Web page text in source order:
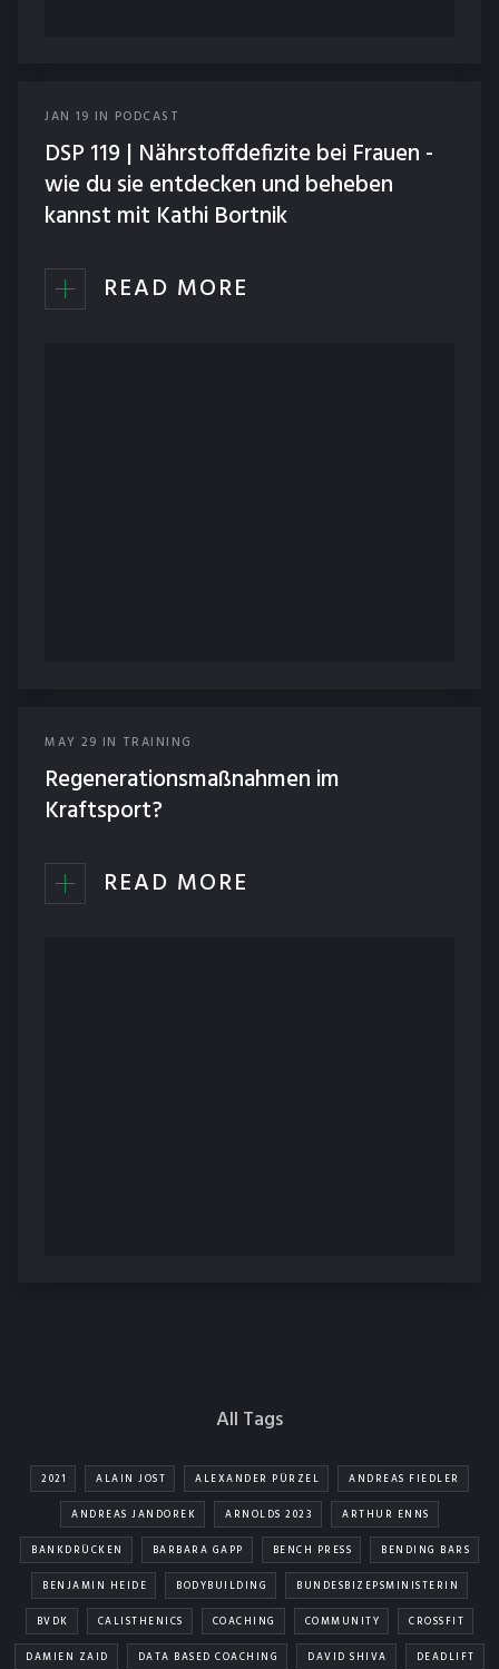
JAN 19 IN PODCAST
DSP 119 | Nährstoffdefizite bei Frauen -
wie du sie entdecken und beheben
kannst mit Kathi Bortnik
READ MORE
MAY 29 IN TRAINING
Regenerationsmaßnahmen im
Kraftsport?
READ MORE
All Tags
2021 ALAIN JOST ALEXANDER PÜRZEL ANDREAS FIEDLER
ANDREAS JANDOREK ARNOLDS 2023 ARTHUR ENNS
BANKDRÜCKEN BARBARA GAPP BENCH PRESS BENDING BARS
BENJAMIN HEIDE BODYBUILDING BUNDESBIZEPSMINISTERIN
BVDK CALISTHENICS COACHING COMMUNITY CROSSFIT
DAMIEN ZAID DATA BASED COACHING DAVID SHIVA DEADLIFT